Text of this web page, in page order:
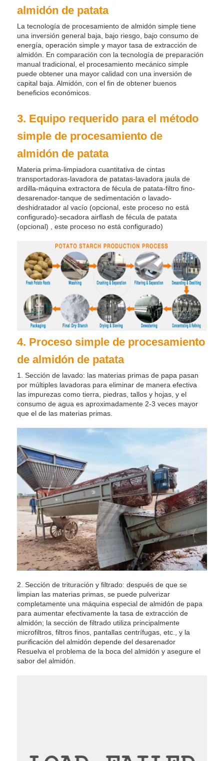
almidón de patata
La tecnología de procesamiento de almidón simple tiene
una inversión general baja, bajo riesgo, bajo consumo de
energía, operación simple y mayor tasa de extracción de
almidón. En comparación con la tecnología de preparación
manual tradicional, el procesamiento mecánico simple
puede obtener una mayor calidad con una inversión de
capital baja. Almidón, con el fin de obtener buenos
beneficios económicos.
3. Equipo requerido para el método
simple de procesamiento de
almidón de patata
Materia prima-limpiadora cuantitativa de cintas
transportadoras-lavadora de patatas-lavadora jaula de
ardilla-máquina extractora de fécula de patata-filtro fino-
desarenador-tanque de sedimentación o lavado-
deshidratador al vacío (opcional, este proceso no está
configurado)-secadora airflash de fécula de patata
(opcional) , este proceso no está configurado)
4. Proceso simple de procesamiento
de almidón de patata
1. Sección de lavado: las materias primas de papa pasan
por múltiples lavadoras para eliminar de manera efectiva
las impurezas como tierra, piedras, tallos y hojas, y el
consumo de agua es aproximadamente 2-3 veces mayor
que el de las materias primas.
2. Sección de trituración y filtrado: después de que se
limpian las materias primas, se puede pulverizar
completamente una máquina especial de almidón de papa
para aumentar efectivamente la tasa de extracción de
almidón; la sección de filtrado utiliza principalmente
microfiltros, filtros finos, pantallas centrífugas, etc., y la
purificación del almidón depende del desarenador
Resuelva el problema de la boca del almidón y asegure el
sabor del almidón.